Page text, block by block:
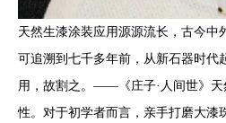
天然生漆涂装应用源源流长，古今
可追溯到七千多年前，从新石器时代
用，故割之。——《庄子·人间世》天
性。对于初学者而言，亲手打磨大漆